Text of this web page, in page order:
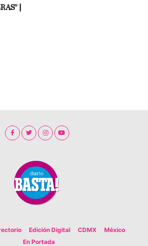
|
Edición Digital CDMX
México
En Portada